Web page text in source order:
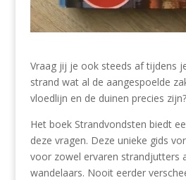
Vraag jij je ook steeds af tijdens
strand wat al de aangespoelde
vloedlijn en de duinen precies zijn?
Het boek Strandvondsten biedt
deze vragen. Deze unieke gids
voor zowel ervaren strandjutters
wandelaars. Nooit eerder